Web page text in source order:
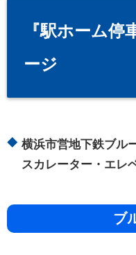
『駅ホーム停
ージ
横浜市営地下鉄ブル
スカレーター・エレ
ブ